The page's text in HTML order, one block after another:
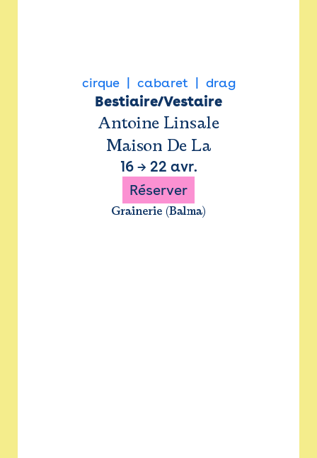
cirque cabaret drag
Bestiaire/Vestaire
Antoine Linsale
Maison De La
16→ 22 avr.
Réserver
Grainerie (Balma)